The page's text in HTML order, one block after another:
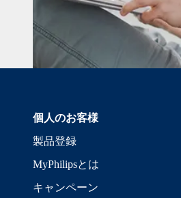
個人のお客様
製品登録
MyPhilipsとは
キャンペーン